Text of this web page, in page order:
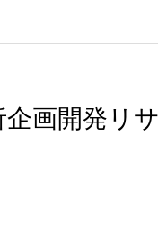
画開発リ